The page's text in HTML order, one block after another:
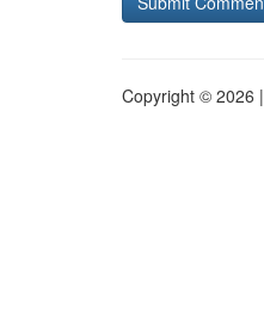
Copyright © 2026 |